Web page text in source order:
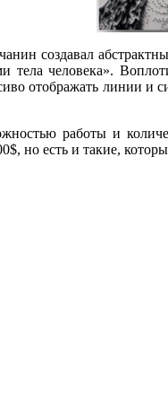
создавал
человека».
отображать линии
работы и
но есть и такие,